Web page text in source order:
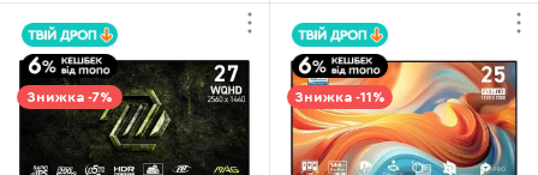
Знижка -7% Знижка -11%